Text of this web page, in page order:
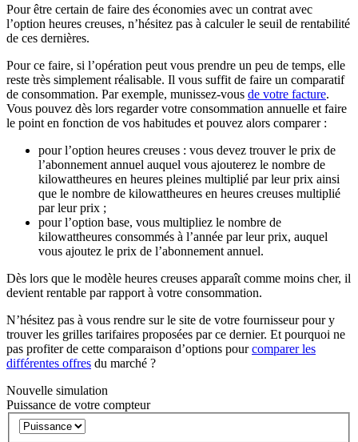
Pour être certain de faire des économies avec un contrat avec
l’option heures creuses, n’hésitez pas à calculer le seuil de rentabilité
de ces dernières.
Pour ce faire, si l’opération peut vous prendre un peu de temps, elle
reste très simplement réalisable. Il vous suffit de faire un comparatif
de consommation. Par exemple, munissez-vous de votre facture.
Vous pouvez dès lors regarder votre consommation annuelle et faire
le point en fonction de vos habitudes et pouvez alors comparer :
pour l’option heures creuses : vous devez trouver le prix de
l’abonnement annuel auquel vous ajouterez le nombre de
kilowattheures en heures pleines multiplié par leur prix ainsi
que le nombre de kilowattheures en heures creuses multiplié
par leur prix ;
pour l’option base, vous multipliez le nombre de
kilowattheures consommés à l’année par leur prix, auquel
vous ajoutez le prix de l’abonnement annuel.
Dès lors que le modèle heures creuses apparaît comme moins cher, il
devient rentable par rapport à votre consommation.
N’hésitez pas à vous rendre sur le site de votre fournisseur pour y
trouver les grilles tarifaires proposées par ce dernier. Et pourquoi ne
pas profiter de cette comparaison d’options pourcomparer les
différentes offres du marché ?
Nouvelle simulation
Puissance de votre compteur